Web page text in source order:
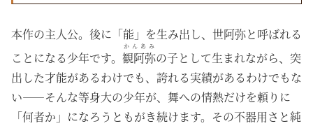
本作の主人公。後に「能」を生み出し、世阿弥と呼ばれる
ことになる少年です。 観阿弥
かんあみ
の子として生まれながら、突
出した才能があるわけでも、誇れる実績があるわけでもな
い――そんな等身大の少年が、舞への情熱だけを頼りに
「何者か」になろうともがき続けます。その不器用さと純